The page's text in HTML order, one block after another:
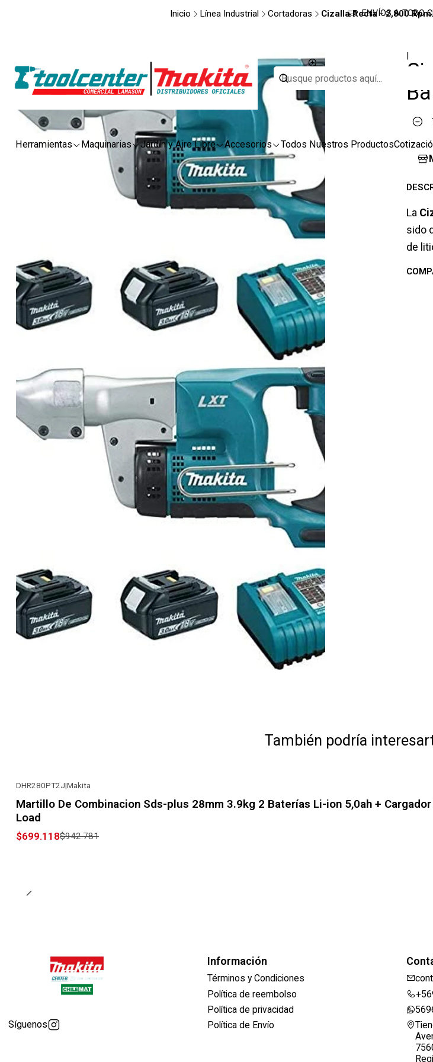
Herramientas Maquinarias Jardín y Aire Libre Accesorios Todos Nuestros Productos
ENVÍOS A TODO
Inicio Línea Industrial Cortadoras Cizalla Recta - 2,800
|
La
sido
de
También podría
DHR280PT2J|Makita
Martillo De Combinacion Sds-plus 28mm 3.9kg 2 Baterías Li-ion 5,0ah +
Load
$699.118$942.781
Síguenos
Información
Términos y Condiciones
Política de reembolso
Política de privacidad
Política de Envío